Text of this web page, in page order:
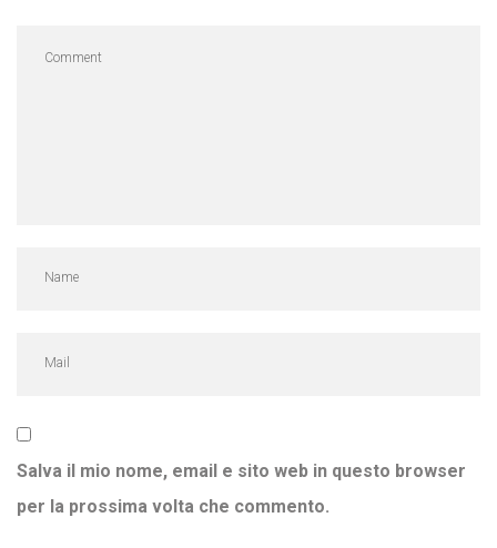
Salva il mio nome, email e sito web in questo browser
per la prossima volta che commento.